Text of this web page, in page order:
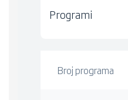
Programi
Broj programa